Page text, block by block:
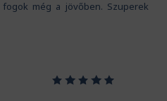
még a jövőben. Szuperek
12345